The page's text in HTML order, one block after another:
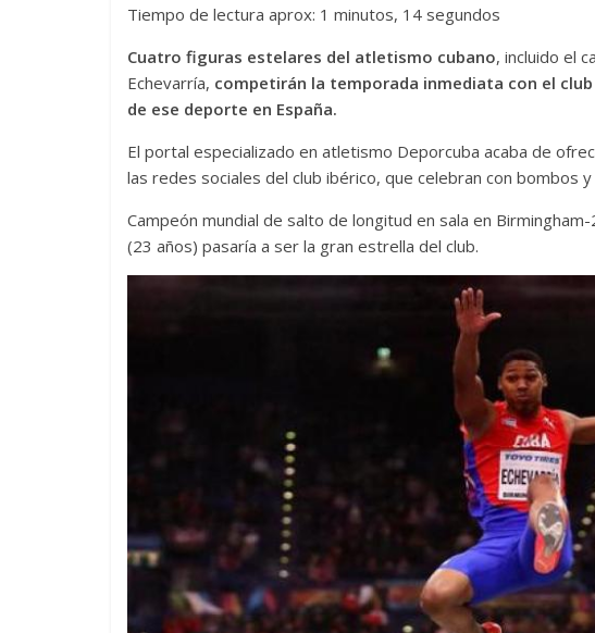
Tiempo de lectura aprox: 1 minutos, 14 segundos
Cuatro figuras estelares del atletismo cubano, incluido el
Echevarría, competirán la temporada inmediata con el
de ese deporte en España.
El portal especializado en atletismo Deporcuba acaba de
las redes sociales del club ibérico, que celebran con bombos
Campeón mundial de salto de longitud en sala en
(23 años) pasaría a ser la gran estrella del club.